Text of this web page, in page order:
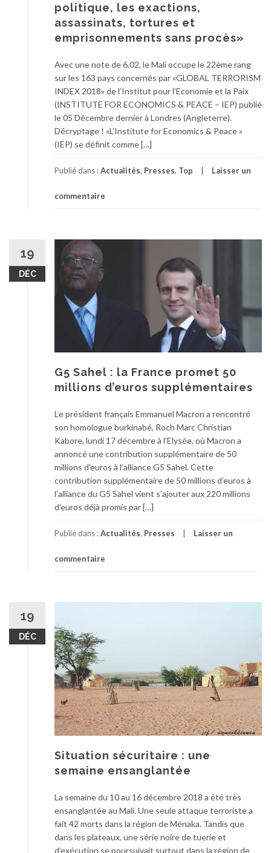
politique, les exactions,
assassinats, tortures et
emprisonnements sans procès»
Avec une note de 6,02, le Mali occupe le 22ème rang
sur les 163 pays concernés par «GLOBAL TERRORISM
INDEX 2018» de l’Institut pour l’Economie et la Paix
(INSTITUTE FOR ECONOMICS & PEACE – IEP) publié
le 05 Décembre dernier à Londres (Angleterre).
Décryptage ! «L’Institute for Economics & Peace »
(IEP) se définit comme […]
Publié dans :Actualités, Presses, Top Laisser un
commentaire
19
DÉC
G5 Sahel : la France promet 50
millions d’euros supplémentaires
Le président français Emmanuel Macron a rencontré
son homologue burkinabé, Roch Marc Christian
Kabore, lundi 17 décembre à l’Elysée, où Macron a
annoncé une contribution supplémentaire de 50
millions d’euros à l’alliance G5 Sahel. Cette
contribution supplémentaire de 50 millions d’euros à
l’alliance du G5 Sahel vient s’ajouter aux 220 millions
d’euros déjà promis par […]
Publié dans :Actualités, Presses Laisser un
commentaire
19
DÉC
Situation sécuritaire : une
semaine ensanglantée
La semaine du 10 au 16 décembre 2018 a été très
ensanglantée au Mali. Une seule attaque terroriste a
fait 42 morts dans la région de Ménaka. Tandis que
dans les plateaux, une série noire de tuerie et
d’exécution se poursuivait surtout dans la région de